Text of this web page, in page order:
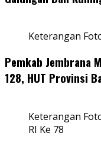
Keterangan
Pemkab Jembrana
128, HUT Provinsi
Keterangan
RI Ke 78